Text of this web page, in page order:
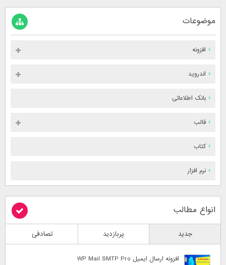
موضوعات
افزونه
اندروید
بانک اطلاعاتی
قالب
کتاب
نرم افزار
انواع مطالب
جدید پربازدید تصادفی
افزونه ارسال ایمیل WP Mail SMTP Pro